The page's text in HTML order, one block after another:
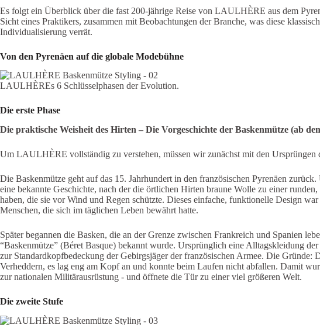
Es folgt ein Überblick über die fast 200-jährige Reise von LAULHÈRE aus dem
Sicht eines Praktikers, zusammen mit Beobachtungen der Branche, was diese
Individualisierung verrät.
Von den Pyrenäen auf die globale Modebühne
LAULHÈREs 6 Schlüsselphasen der Evolution.
Die erste Phase
Die praktische Weisheit des Hirten – Die Vorgeschichte der Baskenmütze (ab
Um LAULHÈRE vollständig zu verstehen, müssen wir zunächst mit den Ursprüngen
Die Baskenmütze geht auf das 15. Jahrhundert in den französischen Pyrenäen
eine bekannte Geschichte, nach der die örtlichen Hirten braune Wolle zu einer
haben, die sie vor Wind und Regen schützte. Dieses einfache, funktionelle Design
Menschen, die sich im täglichen Leben bewährt hatte.
Später begannen die Basken, die an der Grenze zwischen Frankreich und Spanien
“Baskenmütze” (Béret Basque) bekannt wurde. Ursprünglich eine Alltagskleidung
zur Standardkopfbedeckung der Gebirgsjäger der französischen Armee. Die Gründe:
Verheddern, es lag eng am Kopf an und konnte beim Laufen nicht abfallen. Damit
zur nationalen Militärausrüstung - und öffnete die Tür zu einer viel größeren Welt.
Die zweite Stufe